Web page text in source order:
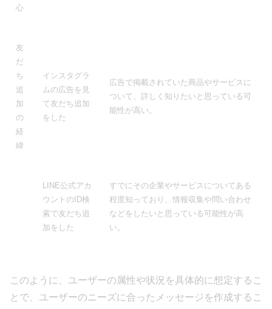
心
友
だ
ち
追
加
の
経
緯
インスタグラ
ムの広告を見
て友だち追加
をした
広告で掲載されていた商品やサービスに
ついて、詳しく知りたいと思っている可
能性が高い。
LINE公式アカ
ウントのID検
索で友だち追
加をした
すでにその企業やサービスについてある
程度知っており、情報収集や問い合わせ
などをしたいと思っている可能性が高
い。
このように、ユーザーの属性や状況を具体的に想定するこ
とで、ユーザーのニーズに合ったメッセージを作成するこ